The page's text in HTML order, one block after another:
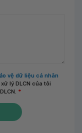
vệ dữ liệu cá nhân
lý DLCN của tôi
*